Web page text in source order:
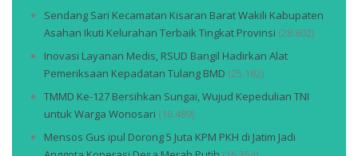
Sendang Sari Kecamatan Kisaran Barat Wakili Kabupaten
Asahan Ikuti Kelurahan Terbaik Tingkat Provinsi (28.802)
Inovasi Layanan Medis, RSUD Bangil Hadirkan Alat
Pemeriksaan Kepadatan Tulang BMD (25.182)
TMMD Ke-127 Bersihkan Sungai, Wujud Kepedulian TNI
untuk Warga Wonosari (16.489)
Mensos Gus ipul Dorong 5 Juta KPM PKH di Jatim Jadi